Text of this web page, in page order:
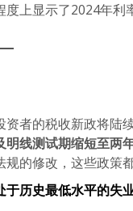
上显示了2024年利
者的税收新政将陆
明线测试期缩短至两
的修改，这些政策
于历史最低水平的失